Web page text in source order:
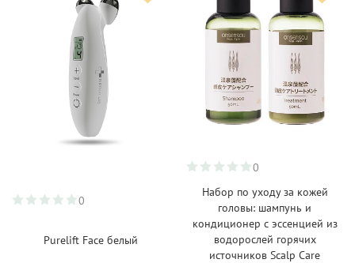
0
Purelift Face белый
0
Набор по уходу за кожей
головы: шампунь и
кондиционер с эссенцией из
водорослей горячих
источников Scalp Care